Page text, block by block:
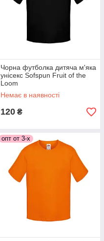
Чорна футболка дитяча м'яка
унісекс Sofspun Fruit of the
Loom
Немає в наявності
120 ₴
опт от 3-х